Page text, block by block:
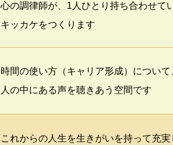
心の調律師が、1人ひとり持ち合わせて
キッカケをつくります
時間の使い方（キャリア形成）につい
人の中にある声を聴きあう空間です
これからの人生を生きがいを持って充